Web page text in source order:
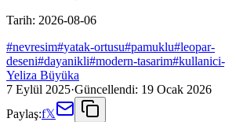
Tarih: 2026-08-06
#nevresim#yatak-ortusu#pamuklu#leopar-
deseni#dayanikli#modern-tasarim#
Yeliza Büyüka
7 Eylül 2025·Güncellendi: 19 Ocak 2026
Paylaş:f𝕏